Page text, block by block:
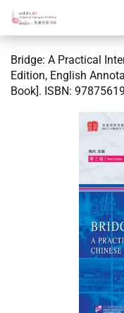
Bridge: A Practical
Edition, English
Book]. ISBN: